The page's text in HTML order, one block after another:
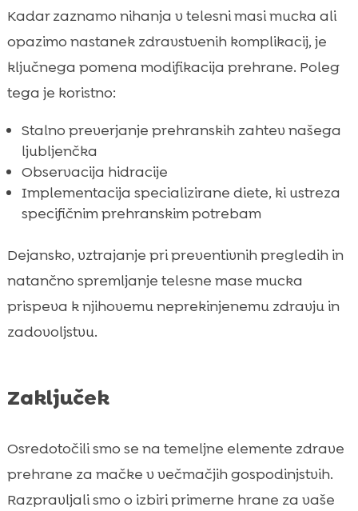
Kadar zaznamo nihanja v telesni masi mucka ali
opazimo nastanek zdravstvenih komplikacij, je
ključnega pomena modifikacija prehrane. Poleg
tega je koristno:
Stalno preverjanje prehranskih zahtev našega
ljubljenčka
Observacija hidracije
Implementacija specializirane diete, ki ustreza
specifičnim prehranskim potrebam
Dejansko, vztrajanje pri preventivnih pregledih in
natančno spremljanje telesne mase mucka
prispeva k njihovemu neprekinjenemu zdravju in
zadovoljstvu.
Zaključek
Osredotočili smo se na temeljne elemente zdrave
prehrane za mačke v večmačjih gospodinjstvih.
Razpravljali smo o izbiri primerne hrane za vaše